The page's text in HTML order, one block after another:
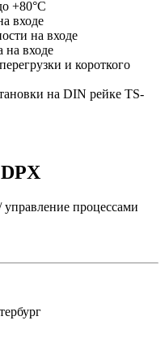
+80°C
входе
на входе
на входе
и короткого
на DIN рейке TS-
процессами